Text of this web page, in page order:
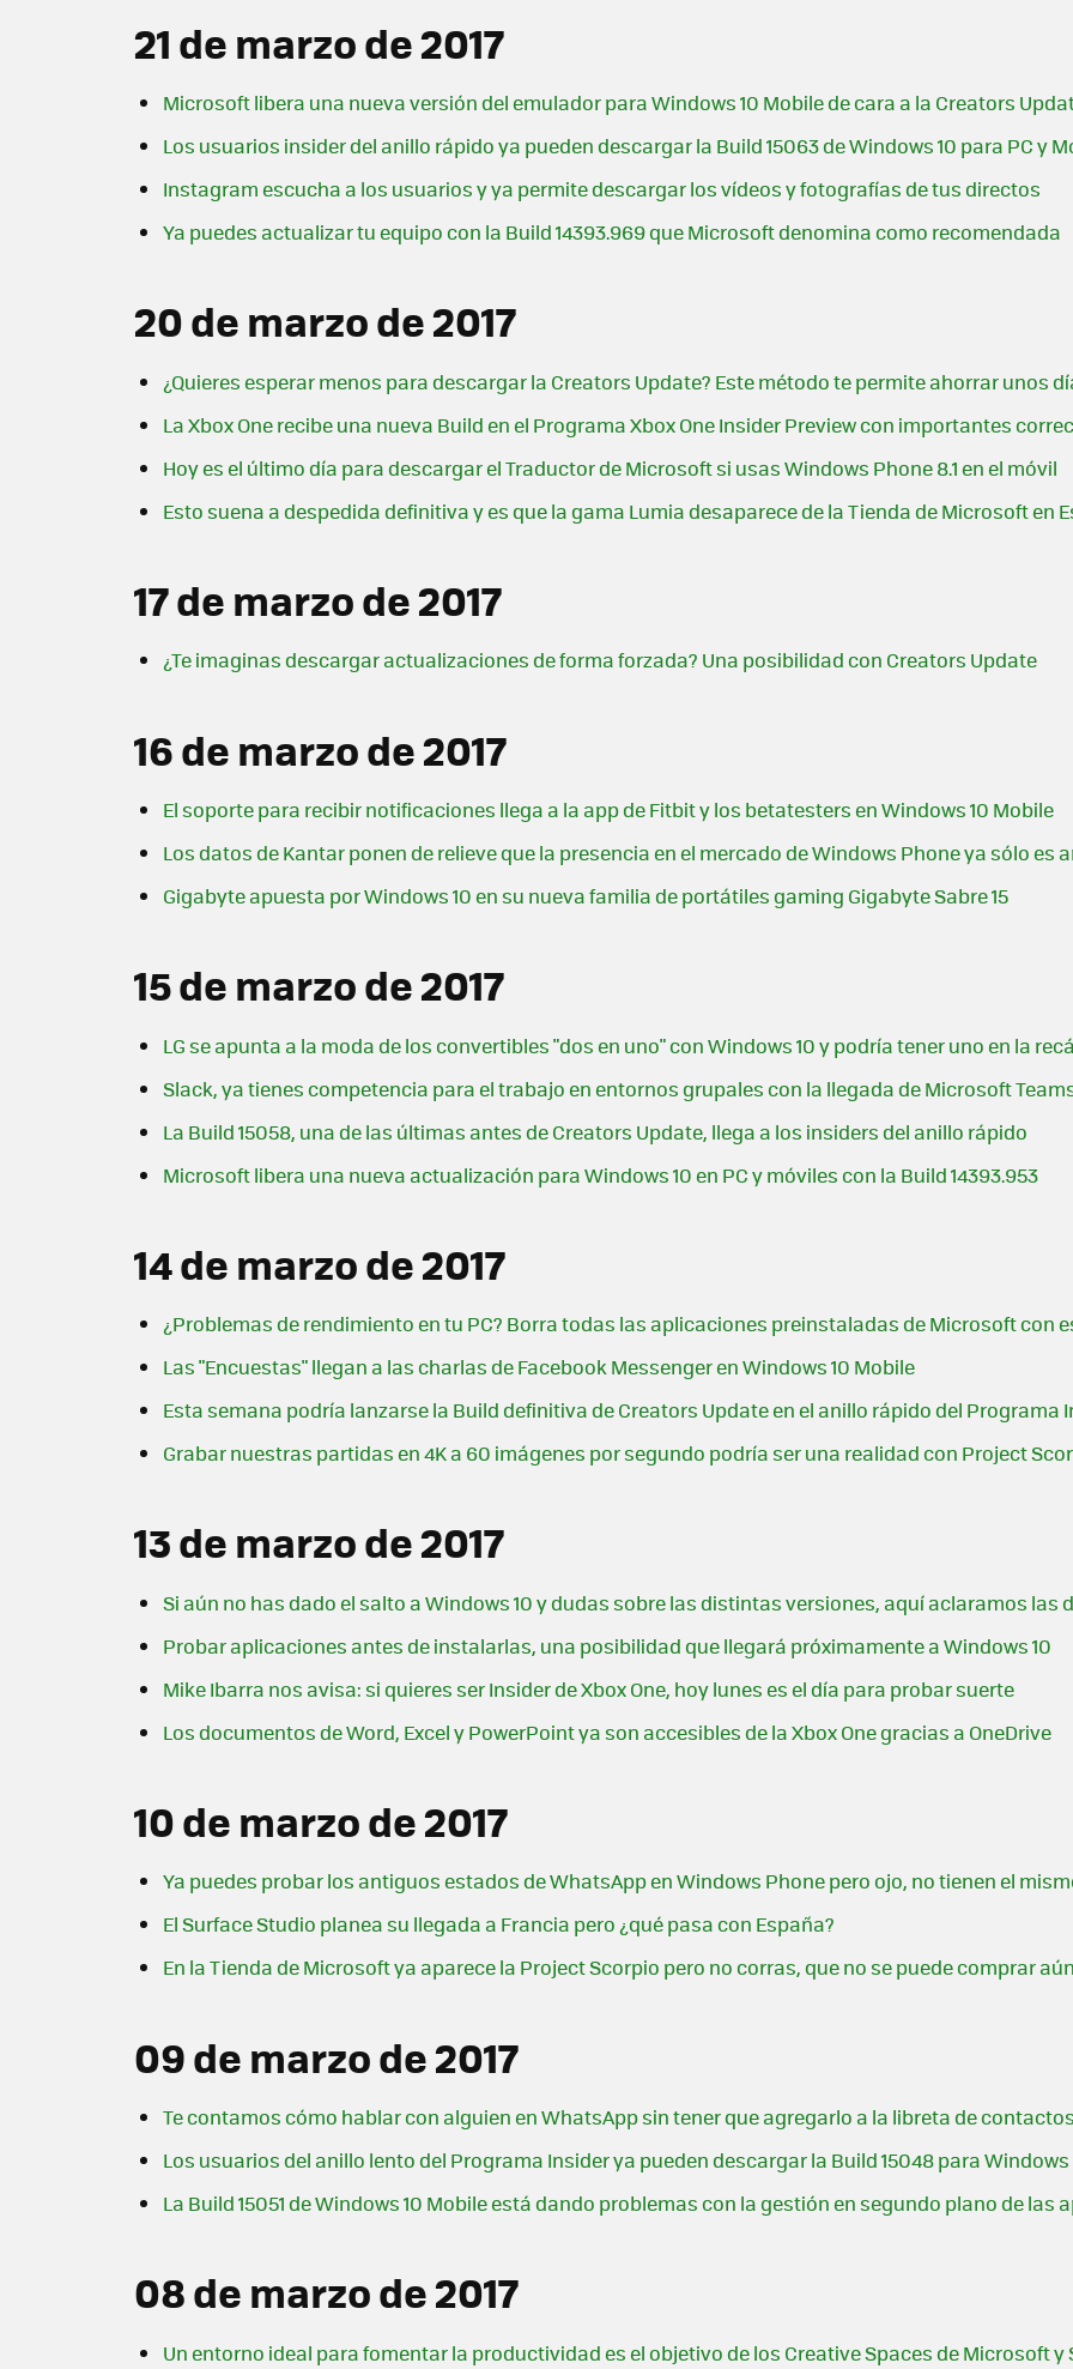
21 de marzo de 2017
Microsoft libera una nueva versión del emulador para Windows 10 Mobile de cara a la Creators
Los usuarios insider del anillo rápido ya pueden descargar la Build 15063 de Windows 10 para PC y
Instagram escucha a los usuarios y ya permite descargar los vídeos y fotografías de tus directos
Ya puedes actualizar tu equipo con la Build 14393.969 que Microsoft denomina como recomendada
20 de marzo de 2017
¿Quieres esperar menos para descargar la Creators Update? Este método te permite ahorrar unos
La Xbox One recibe una nueva Build en el Programa Xbox One Insider Preview con importantes
Hoy es el último día para descargar el Traductor de Microsoft si usas Windows Phone 8.1 en el móvil
Esto suena a despedida definitiva y es que la gama Lumia desaparece de la Tienda de Microsoft en
17 de marzo de 2017
¿Te imaginas descargar actualizaciones de forma forzada? Una posibilidad con Creators Update
16 de marzo de 2017
El soporte para recibir notificaciones llega a la app de Fitbit y los betatesters en Windows 10 Mobile
Los datos de Kantar ponen de relieve que la presencia en el mercado de Windows Phone ya sólo es
Gigabyte apuesta por Windows 10 en su nueva familia de portátiles gaming Gigabyte Sabre 15
15 de marzo de 2017
LG se apunta a la moda de los convertibles "dos en uno" con Windows 10 y podría tener uno en la
Slack, ya tienes competencia para el trabajo en entornos grupales con la llegada de Microsoft
La Build 15058, una de las últimas antes de Creators Update, llega a los insiders del anillo rápido
Microsoft libera una nueva actualización para Windows 10 en PC y móviles con la Build 14393.953
14 de marzo de 2017
¿Problemas de rendimiento en tu PC? Borra todas las aplicaciones preinstaladas de Microsoft con
Las "Encuestas" llegan a las charlas de Facebook Messenger en Windows 10 Mobile
Esta semana podría lanzarse la Build definitiva de Creators Update en el anillo rápido del Programa
Grabar nuestras partidas en 4K a 60 imágenes por segundo podría ser una realidad con Project
13 de marzo de 2017
Si aún no has dado el salto a Windows 10 y dudas sobre las distintas versiones, aquí aclaramos las
Probar aplicaciones antes de instalarlas, una posibilidad que llegará próximamente a Windows 10
Mike Ibarra nos avisa: si quieres ser Insider de Xbox One, hoy lunes es el día para probar suerte
Los documentos de Word, Excel y PowerPoint ya son accesibles de la Xbox One gracias a OneDrive
10 de marzo de 2017
Ya puedes probar los antiguos estados de WhatsApp en Windows Phone pero ojo, no tienen el
El Surface Studio planea su llegada a Francia pero ¿qué pasa con España?
En la Tienda de Microsoft ya aparece la Project Scorpio pero no corras, que no se puede comprar aún
09 de marzo de 2017
Te contamos cómo hablar con alguien en WhatsApp sin tener que agregarlo a la libreta de contactos
Los usuarios del anillo lento del Programa Insider ya pueden descargar la Build 15048 para Windows
La Build 15051 de Windows 10 Mobile está dando problemas con la gestión en segundo plano de las
08 de marzo de 2017
Un entorno ideal para fomentar la productividad es el objetivo de los Creative Spaces de Microsoft y